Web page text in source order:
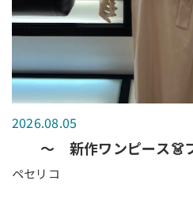
2026.08.05
～ 新作ワンピース👗
ペセリコ